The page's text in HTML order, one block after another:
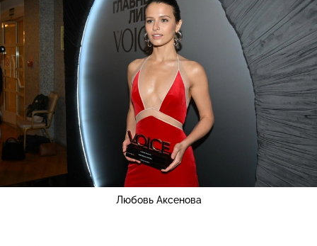
Любовь Аксенова